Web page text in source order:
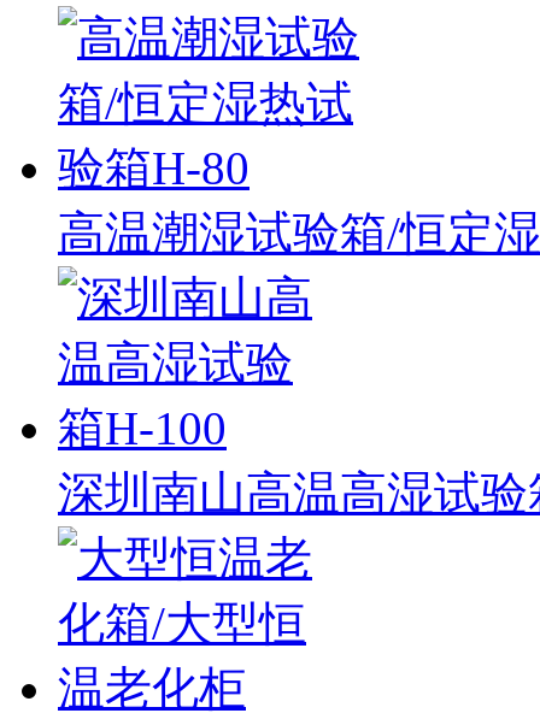
高温潮湿试验箱/恒定
深圳南山高温高湿试验